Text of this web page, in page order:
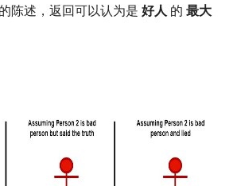
after-
energy-
陈述，返回可以认为是 好人 的 最大